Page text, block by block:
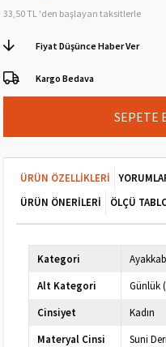
33,50 TL 'den başlayan taksitlerle
Fiyat Düşünce Haber Ver
Kargo Bedava
ÜRÜN ÖZELLIKLERI
ÜRÜN ÖNERILERI
ÖLÇÜ
Kategori
Alt Kategori
Günlük
Cinsiyet
Kadın
Materyal Cinsi
Suni Deri